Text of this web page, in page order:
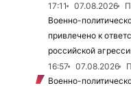
17:11
07.08.2026
Военно-
привлечено к
российской
16:57
07.08.2026
Военно-